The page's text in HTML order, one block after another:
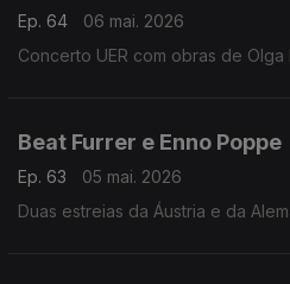
Ep. 64
06 mai. 2026
Concerto UER com obras de Olga
Beat Furrer e Enno Poppe
Ep. 63
05 mai. 2026
Duas estreias da Áustria e da